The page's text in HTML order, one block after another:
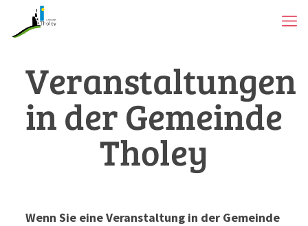
Veranstaltungen
in der Gemeinde
Tholey
Wenn Sie eine Veranstaltung in der Gemeinde